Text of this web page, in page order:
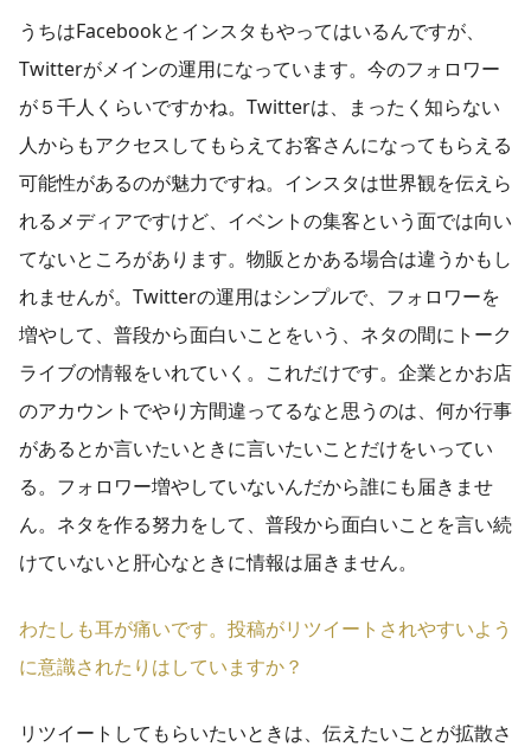
うちはFacebookとインスタもやってはいるんですが、
Twitterがメインの運用になっています。今のフォロワー
が５千人くらいですかね。Twitterは、まったく知らない
人からもアクセスしてもらえてお客さんになってもらえる
可能性があるのが魅力ですね。インスタは世界観を伝えら
れるメディアですけど、イベントの集客という面では向い
てないところがあります。物販とかある場合は違うかもし
れませんが。Twitterの運用はシンプルで、フォロワーを
増やして、普段から面白いことをいう、ネタの間にトーク
ライブの情報をいれていく。これだけです。企業とかお店
のアカウントでやり方間違ってるなと思うのは、何か行事
があるとか言いたいときに言いたいことだけをいってい
る。フォロワー増やしていないんだから誰にも届きませ
ん。ネタを作る努力をして、普段から面白いことを言い続
けていないと肝心なときに情報は届きません。
わたしも耳が痛いです。投稿がリツイートされやすいよう
に意識されたりはしていますか？
リツイートしてもらいたいときは、伝えたいことが拡散さ